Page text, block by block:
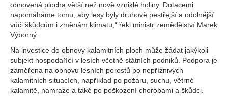
obnovená plocha větší než nově vzniklé holiny. Dotacemi
napomáháme tomu, aby lesy byly druhově pestřejší a odolnější
vůči škůdcům i změnám klimatu,“ řekl ministr zemědělství Marek
Výborný.
Na investice do obnovy kalamitních ploch může žádat jakýkoli
subjekt hospodařící v lesích včetně státních podniků. Podpora je
zaměřena na obnovu lesních porostů po nepříznivých
kalamitních situacích, například po požáru, suchu, větrné
kalamitě, námraze a také po poškození chorobami a škůdci.